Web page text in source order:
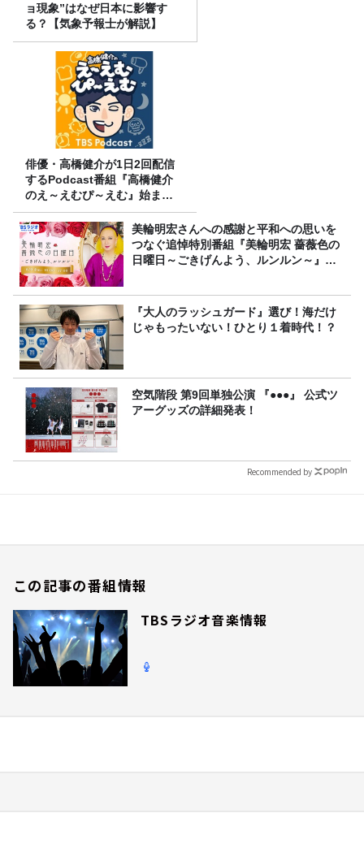
ョ現象”はなぜ日本に影響す
る？【気象予報士が解説】
俳優・高橋健介が1日2回配信
するPodcast番組『高橋健介
のえ～えむぴ～えむ』始まり
ます
美輪明宏さんへの感謝と平和への思いを
つなぐ追悼特別番組『美輪明宏 薔薇色の
日曜日～ごきげんよう、ルンルン～』
『大人のラッシュガード』選び！海だけ
じゃもったいない！ひとり１着時代！？
空気階段 第9回単独公演 『●●●』 公式ツ
アーグッズの詳細発表！
Recommended by
この記事の番組情報
TBSラジオ音楽情報